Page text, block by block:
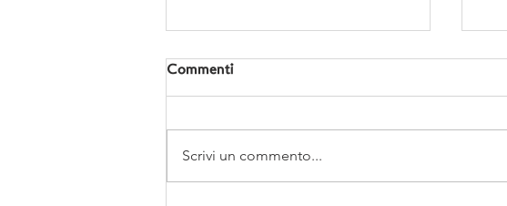
Commenti
Scrivi un commento...